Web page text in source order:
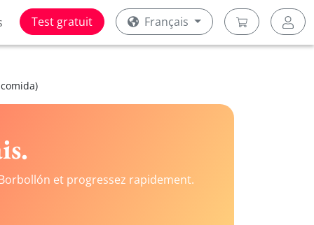
Test gratuit Français
et progressez rapidement.